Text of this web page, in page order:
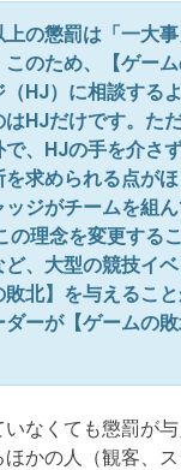
上の懲罰は「一大
のため、【ゲー
HJ）に相談する
HJだけです。た
、HJの手を介さ
求められる点が
ジがチームを組
の理念を変更する
、大型の競技イ
北】を与えるこ
ダーが【ゲームの
なくても懲罰が
かの人（観客、